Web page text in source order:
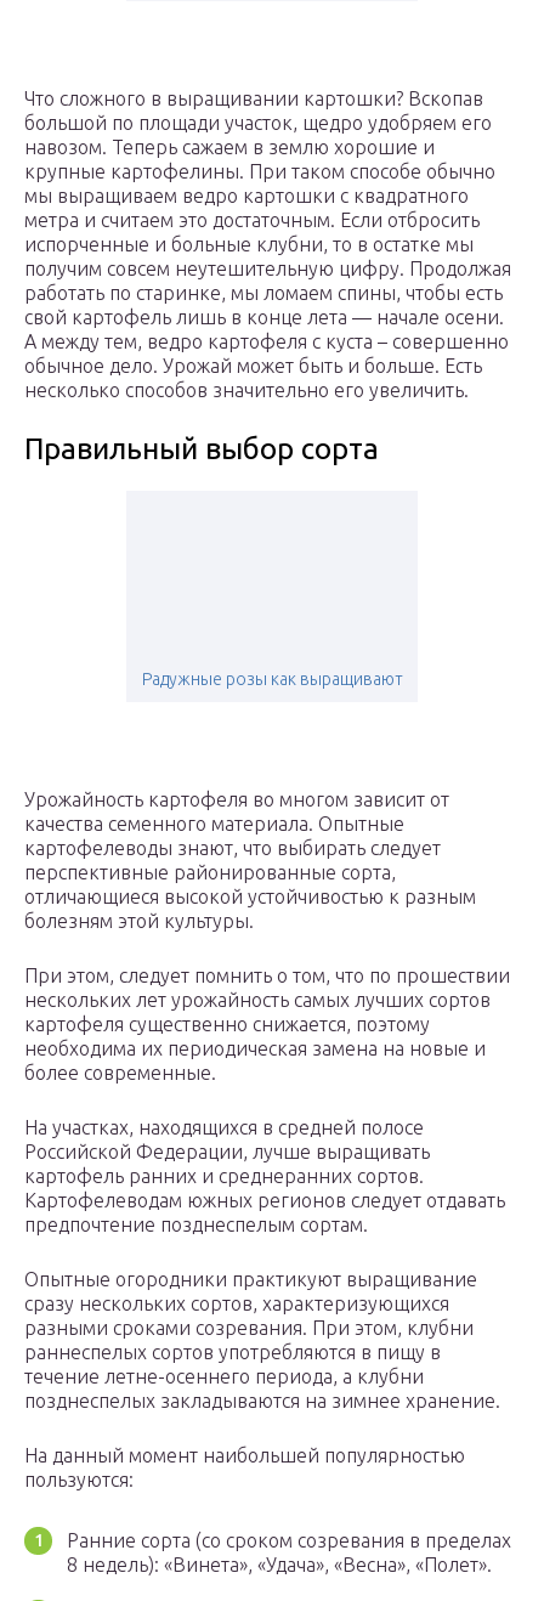
Что сложного в выращивании картошки? Вскопав
большой по площади участок, щедро удобряем его
навозом. Теперь сажаем в землю хорошие и
крупные картофелины. При таком способе обычно
мы выращиваем ведро картошки с квадратного
метра и считаем это достаточным. Если отбросить
испорченные и больные клубни, то в остатке мы
получим совсем неутешительную цифру. Продолжая
работать по старинке, мы ломаем спины, чтобы есть
свой картофель лишь в конце лета — начале осени.
А между тем, ведро картофеля с куста – совершенно
обычное дело. Урожай может быть и больше. Есть
несколько способов значительно его увеличить.
Правильный выбор сорта
Радужные розы как выращивают
Урожайность картофеля во многом зависит от
качества семенного материала. Опытные
картофелеводы знают, что выбирать следует
перспективные районированные сорта,
отличающиеся высокой устойчивостью к разным
болезням этой культуры.
При этом, следует помнить о том, что по прошествии
нескольких лет урожайность самых лучших сортов
картофеля существенно снижается, поэтому
необходима их периодическая замена на новые и
более современные.
На участках, находящихся в средней полосе
Российской Федерации, лучше выращивать
картофель ранних и среднеранних сортов.
Картофелеводам южных регионов следует отдавать
предпочтение позднеспелым сортам.
Опытные огородники практикуют выращивание
сразу нескольких сортов, характеризующихся
разными сроками созревания. При этом, клубни
раннеспелых сортов употребляются в пищу в
течение летне-осеннего периода, а клубни
позднеспелых закладываются на зимнее хранение.
На данный момент наибольшей популярностью
пользуются:
Ранние сорта (со сроком созревания в пределах
8 недель): «Винета», «Удача», «Весна», «Полет».